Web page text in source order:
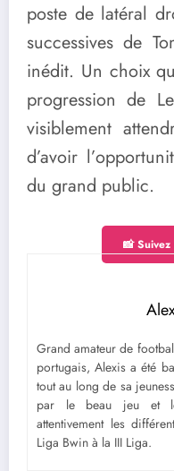
poste de latéral
successives de
inédit. Un choix
progression de
visiblement
d’avoir
du grand public.
📸 Suivez
Grand amateur de
portugais, Alexis a été
tout au long de sa
par le beau jeu et
attentivement les
Liga Bwin à la III Liga.